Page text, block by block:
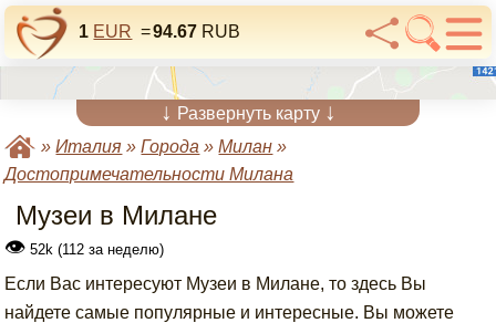
1 EUR =94.67 RUB
↓ Развернуть карту ↓
»Италия »Города »Милан »
Достопримечательности Милана
Музеи в Милане
👁 52k (112 за неделю)
Если Вас интересуют Музеи в Милане, то здесь Вы
найдете самые популярные и интересные. Вы можете